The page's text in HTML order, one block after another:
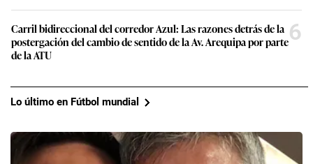
Carril bidireccional del corredor Azul: Las razones detrás de la
postergación del cambio de sentido de la Av. Arequipa por parte
de la ATU
6
Lo último en Fútbol mundial